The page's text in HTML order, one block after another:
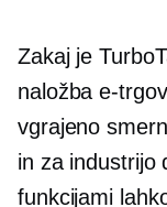
Zakaj je
naložbae-
vgrajeno
in za industrijo
funkcijami